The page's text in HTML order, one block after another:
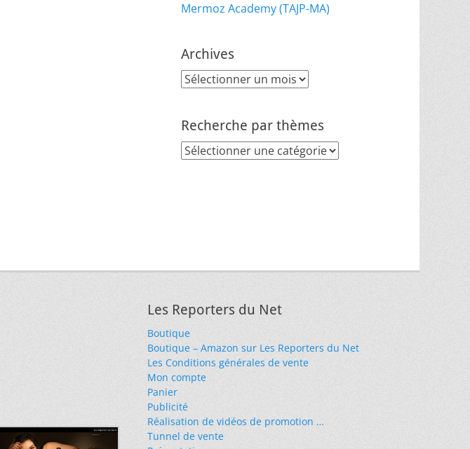
Mermoz Academy (TAJP-MA)
Archives
Archives
Recherche par thèmes
Recherche
Les Reporters du Net
Boutique
Boutique – Amazon sur Les Reporters du Net
Les Conditions générales de vente
Mon compte
Panier
Publicité
Réalisation de vidéos de promotion …
Tunnel de vente